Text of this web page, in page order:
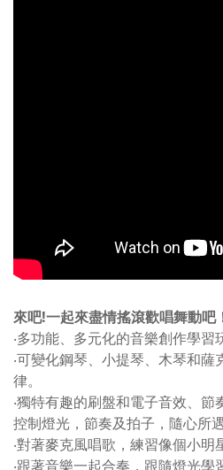
來吧!一起來盡情搖滾歡唱舞動吧
‧多功能、多元化的音樂創作學習
‧可變化鋼琴、小提琴、木琴和
律。
‧獨特有趣的刷盤和電子音效、
控制燈光，節奏及拍子，隨心所
‧對著麥克風唱歌，練習像個小明
‧跟著音樂一起合奏，跟隨燈光